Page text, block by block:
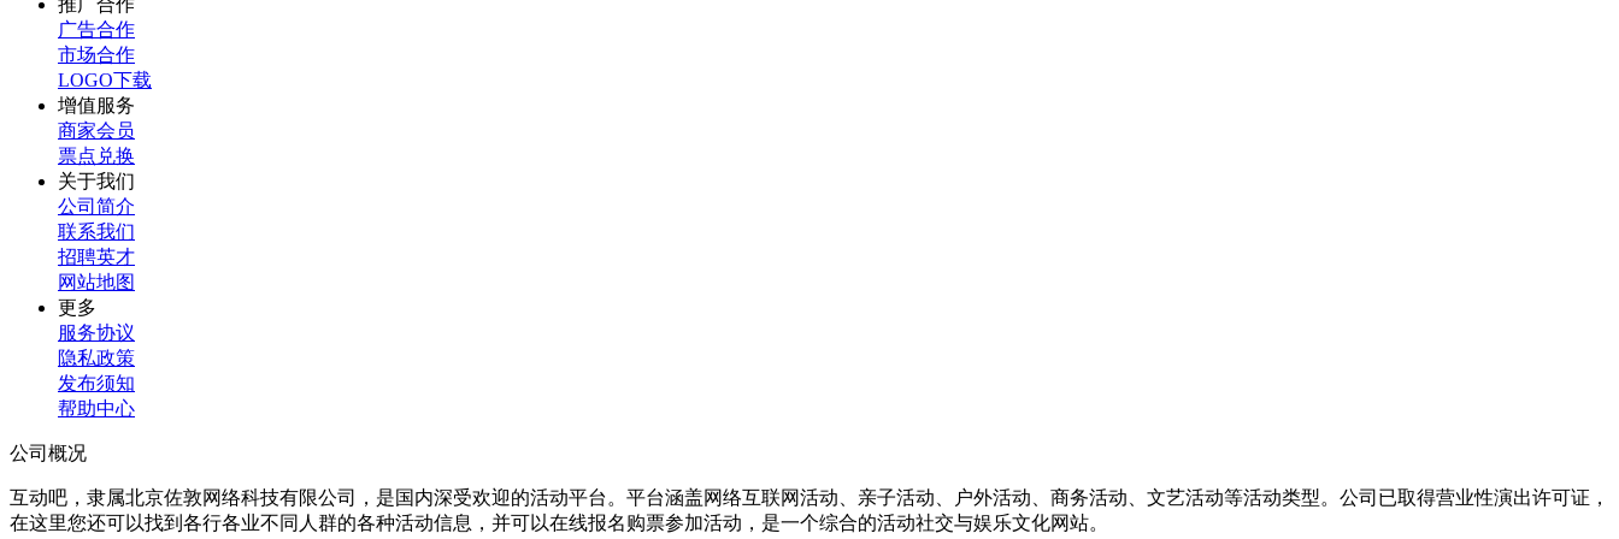
推广合作
广告合作
市场合作
LOGO下载
增值服务
商家会员
票点兑换
关于我们
公司简介
联系我们
招聘英才
网站地图
更多
服务协议
隐私政策
发布须知
帮助中心
公司概况
互动吧，隶属北京佐敦网络科技有限公司，是国内深受欢迎的活动平台。平台涵盖网络互联网活动、亲子活动、户外活动、商务活动、文艺活动等活动类型。公司已取得营业性演出许可证，
在这里您还可以找到各行各业不同人群的各种活动信息，并可以在线报名购票参加活动，是一个综合的活动社交与娱乐文化网站。